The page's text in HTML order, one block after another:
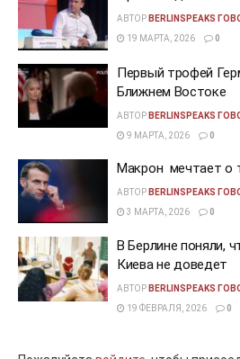
АВТОР BERLINSPEAKS
19 МАРТА, 2026
0
Первый трофей
Ближнем Востоке
АВТОР BERLINSPEAKS
9 МАРТА, 2026
0
Макрон мечтает о
АВТОР BERLINSPEAKS
3 МАРТА, 2026
0
В Берлине поняли,
Киева не доведет
АВТОР BERLINSPEAKS
19 ФЕВРАЛЯ, 2026
0